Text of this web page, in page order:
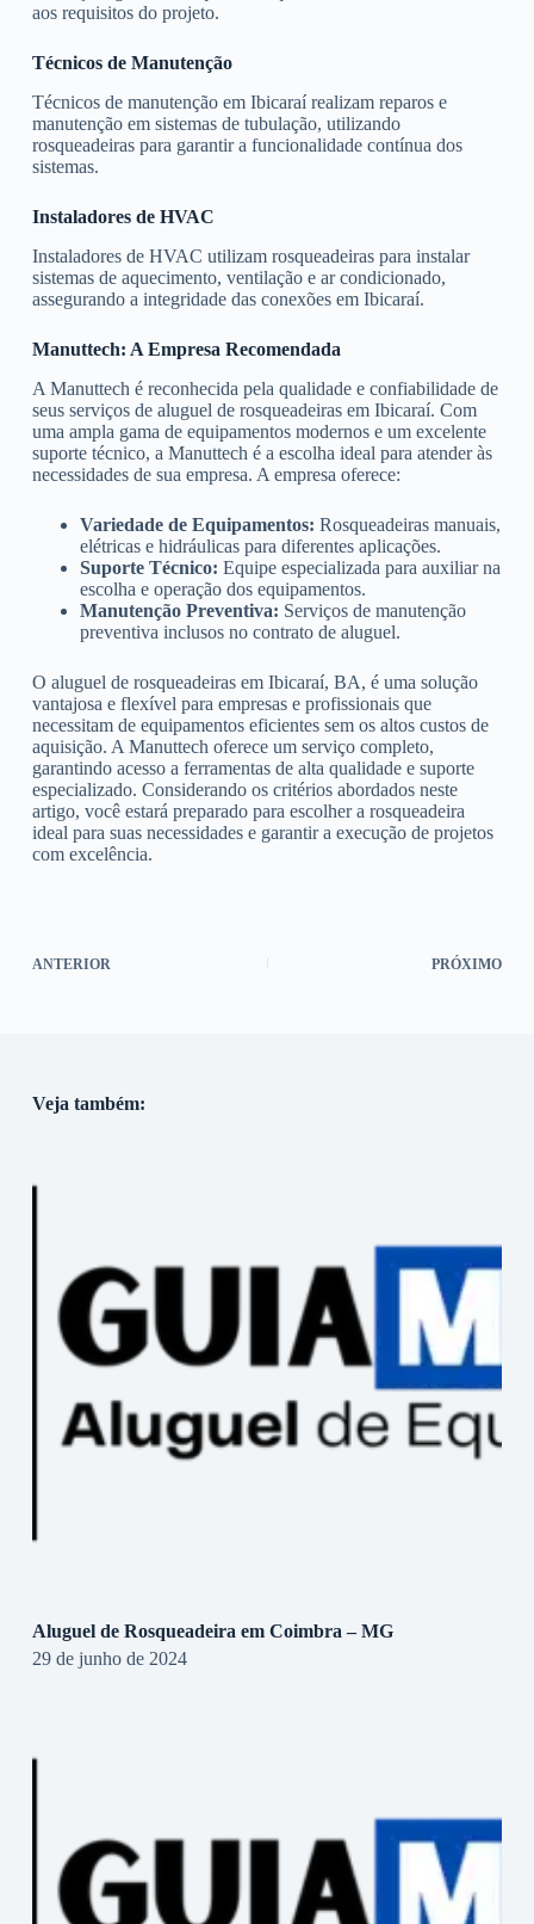
aos requisitos do projeto.
Técnicos de Manutenção
Técnicos de manutenção em Ibicaraí realizam reparos e
manutenção em sistemas de tubulação, utilizando
rosqueadeiras para garantir a funcionalidade contínua dos
sistemas.
Instaladores de HVAC
Instaladores de HVAC utilizam rosqueadeiras para instalar
sistemas de aquecimento, ventilação e ar condicionado,
assegurando a integridade das conexões em Ibicaraí.
Manuttech: A Empresa Recomendada
A Manuttech é reconhecida pela qualidade e confiabilidade de
seus serviços de aluguel de rosqueadeiras em Ibicaraí. Com
uma ampla gama de equipamentos modernos e um excelente
suporte técnico, a Manuttech é a escolha ideal para atender às
necessidades de sua empresa. A empresa oferece:
Variedade de Equipamentos: Rosqueadeiras manuais,
elétricas e hidráulicas para diferentes aplicações.
Suporte Técnico: Equipe especializada para auxiliar na
escolha e operação dos equipamentos.
Manutenção Preventiva: Serviços de manutenção
preventiva inclusos no contrato de aluguel.
O aluguel de rosqueadeiras em Ibicaraí, BA, é uma solução
vantajosa e flexível para empresas e profissionais que
necessitam de equipamentos eficientes sem os altos custos de
aquisição. A Manuttech oferece um serviço completo,
garantindo acesso a ferramentas de alta qualidade e suporte
especializado. Considerando os critérios abordados neste
artigo, você estará preparado para escolher a rosqueadeira
ideal para suas necessidades e garantir a execução de projetos
com excelência.
ANTERIOR PRÓXIMO
Veja também:
Aluguel de Rosqueadeira em Coimbra – MG
29 de junho de 2024